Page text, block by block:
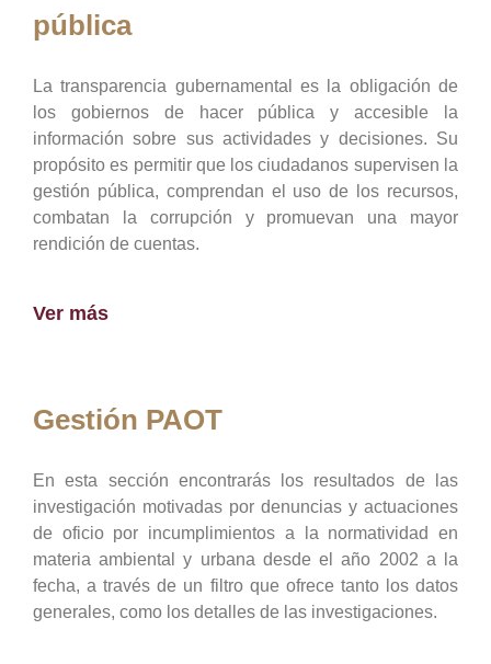
pública
La transparencia gubernamental es la obligación de
los gobiernos de hacer pública y accesible la
información sobre sus actividades y decisiones. Su
propósito es permitir que los ciudadanos supervisen la
gestión pública, comprendan el uso de los recursos,
combatan la corrupción y promuevan una mayor
rendición de cuentas.
Ver más
Gestión PAOT
En esta sección encontrarás los resultados de las
investigación motivadas por denuncias y actuaciones
de oficio por incumplimientos a la normatividad en
materia ambiental y urbana desde el año 2002 a la
fecha, a través de un filtro que ofrece tanto los datos
generales, como los detalles de las investigaciones.